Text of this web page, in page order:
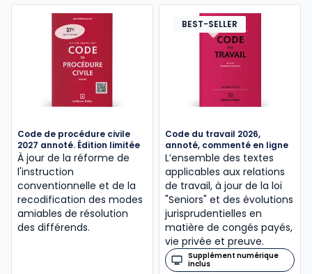
Code de procédure civile
2027 annoté. Édition limitée
À jour de la réforme de
l'instruction
conventionnelle et de la
recodification des modes
amiables de résolution
des différends.
BEST-SELLER
Code du travail 2026,
annoté, commenté en ligne
L’ensemble des textes
applicables aux relations
de travail, à jour de la loi
"Seniors" et des évolutions
jurisprudentielles en
matière de congés payés,
vie privée et preuve.
Supplément numérique
inclus